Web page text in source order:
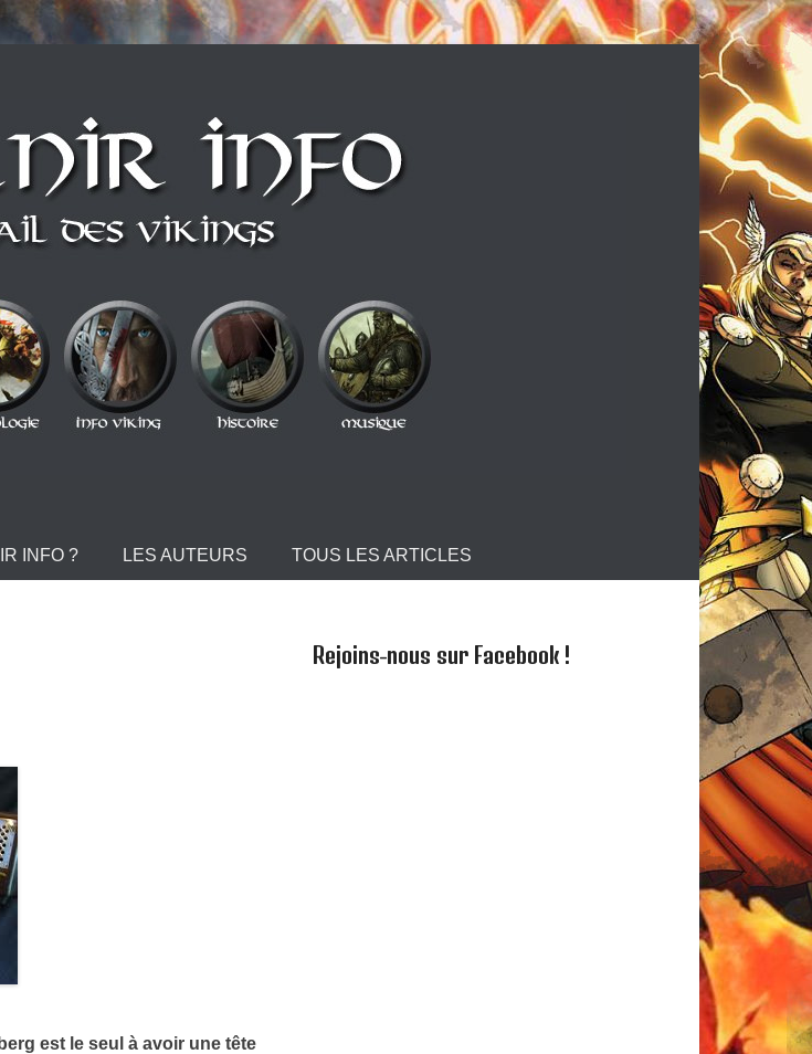
vous sentez une âme de redresseur de Thor aux cheveux longs et à la guitare électrique, ce blog est fait pour vous !
INFO ? LES AUTEURS TOUS LES ARTICLES
est le seul à avoir une tête
Rejoins-nous sur Facebook !